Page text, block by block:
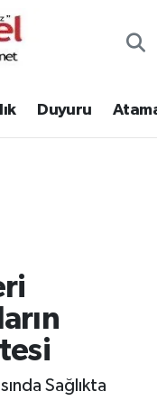
Duyuru
Sağlıkta